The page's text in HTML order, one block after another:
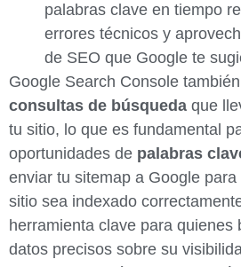
palabras clave en tiempo
errores técnicos y
de SEO que Google te
Google Search Console
consultas de búsqueda que
tu sitio, lo que es fundamental
oportunidades de palabras
enviar tu sitemap a Google
sitio sea indexado
herramienta clave para quienes
datos precisos sobre su